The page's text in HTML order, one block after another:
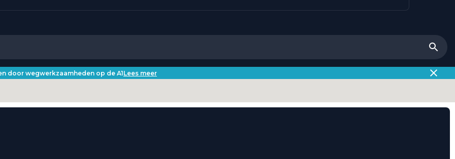
door wegwerkzaamheden op de A1Lees meer